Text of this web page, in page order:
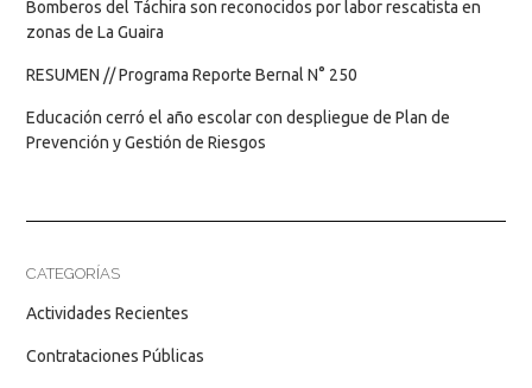
Bomberos del Táchira son reconocidos por labor rescatista en
zonas de La Guaira
RESUMEN // Programa Reporte Bernal N° 250
Educación cerró el año escolar con despliegue de Plan de
Prevención y Gestión de Riesgos
CATEGORÍAS
Actividades Recientes
Contrataciones Públicas